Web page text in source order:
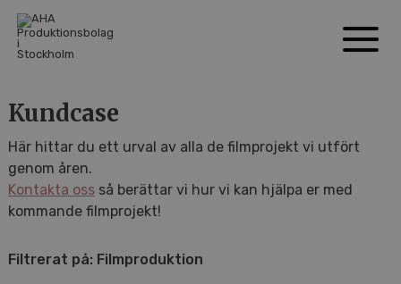
Kundcase
Här hittar du ett urval av alla de filmprojekt vi utfört
genom åren.
Kontakta ossså berättar vi hur vi kan hjälpa er med
kommande filmprojekt!
Filtrerat på: Filmproduktion